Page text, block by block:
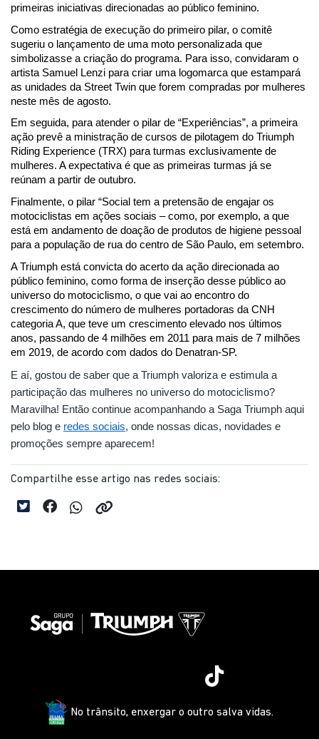
primeiras iniciativas direcionadas ao público feminino.
Como estratégia de execução do primeiro pilar, o comitê
sugeriu o lançamento de uma moto personalizada que
simbolizasse a criação do programa. Para isso, convidaram o
artista Samuel Lenzi para criar uma logomarca que estampará
as unidades da Street Twin que forem compradas por mulheres
neste mês de agosto.
Em seguida, para atender o pilar de “Experiências”, a primeira
ação prevê a ministração de cursos de pilotagem do Triumph
Riding Experience (TRX) para turmas exclusivamente de
mulheres. A expectativa é que as primeiras turmas já se
reúnam a partir de outubro.
Finalmente, o pilar “Social tem a pretensão de engajar os
motociclistas em ações sociais – como, por exemplo, a que
está em andamento de doação de produtos de higiene pessoal
para a população de rua do centro de São Paulo, em setembro.
A Triumph está convicta do acerto da ação direcionada ao
público feminino, como forma de inserção desse público ao
universo do motociclismo, o que vai ao encontro do
crescimento do número de mulheres portadoras da CNH
categoria A, que teve um crescimento elevado nos últimos
anos, passando de 4 milhões em 2011 para mais de 7 milhões
em 2019, de acordo com dados do Denatran-SP.
E aí, gostou de saber que a Triumph valoriza e estimula a
participação das mulheres no universo do motociclismo?
Maravilha! Então continue acompanhando a Saga Triumph aqui
pelo blog e redes sociais, onde nossas dicas, novidades e
promoções sempre aparecem!
Compartilhe esse artigo nas redes sociais:
No trânsito, enxergar o outro salva vidas.